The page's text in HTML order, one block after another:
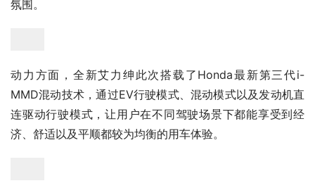
氛围。
动力方面，全新艾力绅此次搭载了Honda最新第三代i-
MMD混动技术，通过EV行驶模式、混动模式以及发动机直
连驱动行驶模式，让用户在不同驾驶场景下都能享受到经
济、舒适以及平顺都较为均衡的用车体验。